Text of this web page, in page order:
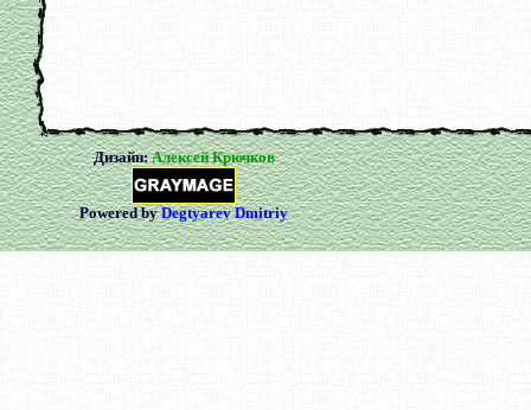
Дизайн:Алексей Крючков
Powered byDegtyarev Dmitriy